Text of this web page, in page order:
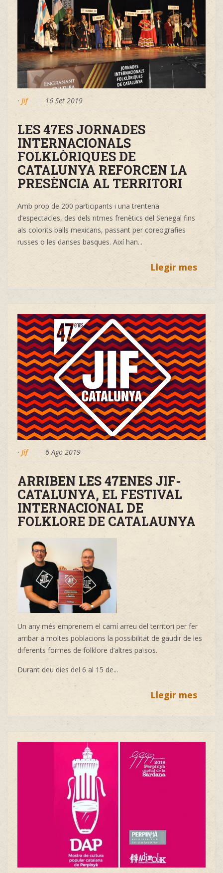
· Jif 16 Set 2019
LES 47ES JORNADES
INTERNACIONALS
FOLKLÒRIQUES DE
CATALUNYA REFORCEN LA
PRESÈNCIA AL TERRITORI
Amb prop de 200 participants i una trentena
d’espectacles, des dels ritmes frenètics del Senegal fins
als colorits balls mexicans, passant per coreografies
russes o les danses basques. Així han...
Llegir mes
· Jif 6 Ago 2019
ARRIBEN LES 47ENES JIF-
CATALUNYA, EL FESTIVAL
INTERNACIONAL DE
FOLKLORE DE CATALAUNYA
Un any més emprenem el camí arreu del territori per fer
arribar a moltes poblacions la possibilitat de gaudir de les
diferents formes de folklore d’altres països.
Durant deu dies del 6 al 15 de...
Llegir mes